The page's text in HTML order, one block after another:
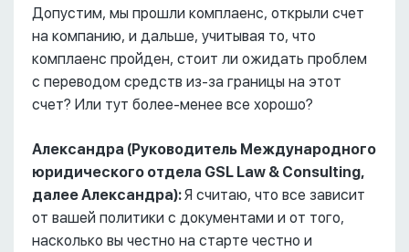
Допустим, мы прошли комплаенс, открыли счет
на компанию, и дальше, учитывая то, что
комплаенс пройден, стоит ли ожидать проблем
с переводом средств из-за границы на этот
счет? Или тут более-менее все хорошо?
Александра (Руководитель Международного
юридического отдела GSL Law & Consulting,
далее Александра):Я считаю, что все зависит
от вашей политики с документами и от того,
насколько вы честно на старте честно и